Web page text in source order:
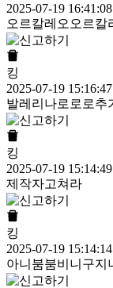
2025-07-19 16:41:08
오르칼레오오르칼
킹
2025-07-19 15:16:47
발레리나로로로추
킹
2025-07-19 15:14:49
제작자고쳐라
킹
2025-07-19 15:14:14
아니붐붐비니구지